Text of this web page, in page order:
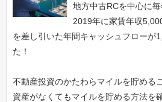
地方中古RCを中心に毎
2019年に家賃年収
を差し引いた年間キャッシュフローが
た！
不動産投資のかたわらマイルを貯める
資産がなくてもマイルを貯める方法を確